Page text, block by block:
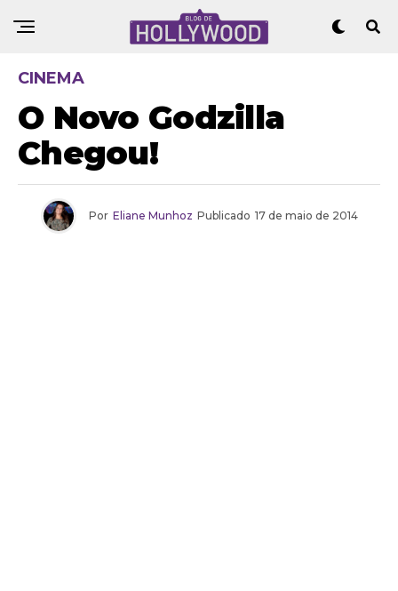
CINEMA
O Novo Godzilla
Chegou!
Por Eliane Munhoz Publicado 17 de maio de 2014